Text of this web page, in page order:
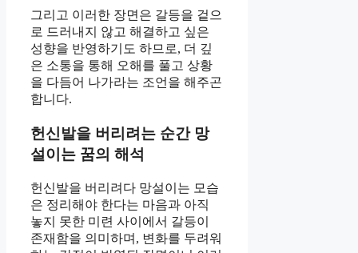
그리고 이러한 장면은 갈등을 겉으
로 드러내지 않고 해결하고 싶은
성향을 반영하기도 하므로, 더 깊
은 소통을 통해 오해를 풀고 상황
을 다듬어 나가라는 조언을 해주곤
합니다.
헌신발을 버리려는 순간 망
설이는 꿈의 해석
헌신발을 버리려다 망설이는 모습
은 정리해야 한다는 마음과 아직
놓지 못한 미련 사이에서 갈등이
존재함을 의미하며, 변화를 두려워